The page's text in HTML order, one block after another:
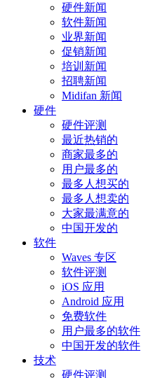
硬件新闻
软件新闻
业界新闻
促销新闻
培训新闻
招聘新闻
Midifan 新闻
硬件
硬件评测
最近热销的
商家最多的
用户最多的
最多人想买的
最多人想卖的
大家最满意的
中国开发的
软件
Waves 专区
软件评测
iOS 应用
Android 应用
免费软件
用户最多的软件
中国开发的软件
技术
硬件评测